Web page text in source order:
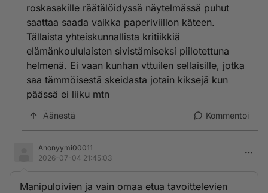
roskasakille räätälöidyssä näytelmässä puhut
saattaa saada vaikka paperiviillon käteen.
Tällaista yhteiskunnallista kritiikkiä
elämänkoululaisten sivistämiseksi piilotettuna
helmenä. Ei vaan kunhan vttuilen sellaisille, jotka
saa tämmöisestä skeidasta jotain kiksejä kun
päässä ei liiku mtn
Äänestä Kommentoi
Anonyymi00011
2026-07-04 21:45:03
Manipuloivien ja vain omaa etua tavoittelevien